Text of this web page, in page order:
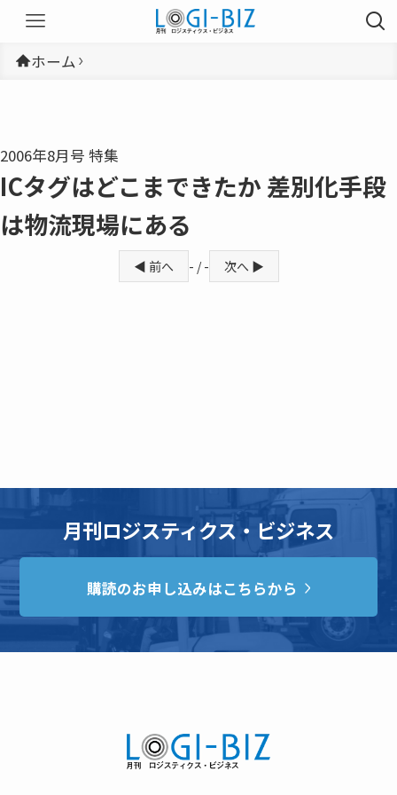
ホーム
2006年8月号 特集
ICタグはどこまできたか 差別化手段
は物流現場にある
◀ 前へ - / - 次へ ▶
月刊ロジスティクス・ビジネス
購読のお申し込みはこちらから